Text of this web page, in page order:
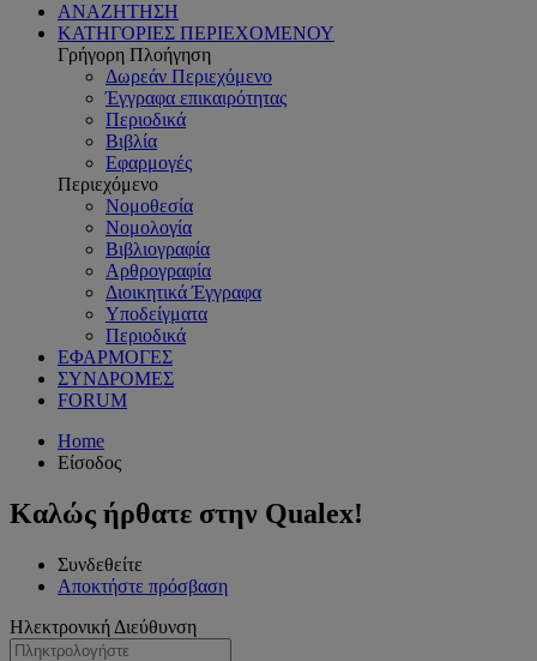
ΑΝΑΖΗΤΗΣΗ
ΚΑΤΗΓΟΡΙΕΣ ΠΕΡΙΕΧΟΜΕΝΟΥ
Γρήγορη Πλοήγηση
Δωρεάν Περιεχόμενο
Έγγραφα επικαιρότητας
Περιοδικά
Βιβλία
Εφαρμογές
Περιεχόμενο
Νομοθεσία
Νομολογία
Βιβλιογραφία
Αρθρογραφία
Διοικητικά Έγγραφα
Υποδείγματα
Περιοδικά
ΕΦΑΡΜΟΓΕΣ
ΣΥΝΔΡΟΜΕΣ
FORUM
Home
Είσοδος
Καλώς ήρθατε στην Qualex!
Συνδεθείτε
Αποκτήστε πρόσβαση
Ηλεκτρονική Διεύθυνση